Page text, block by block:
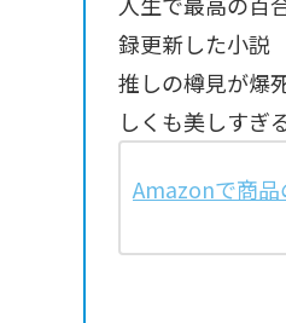
録更新した小説
推しの樽見が爆
しくも美しすぎ
Amazonで商品